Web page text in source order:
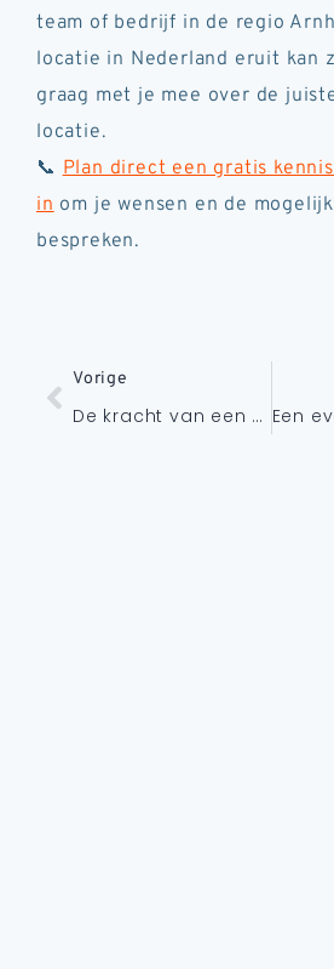
team of bedrijf in de regio
locatie in Nederland eruit kan
graag met je mee over de
locatie.
📞 Plan direct een gratis
in om je wensen en de
bespreken.
Vorige
De kracht van een professionele foto